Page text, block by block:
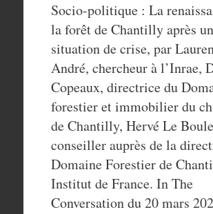
Socio-politique : La
la forêt de Chantilly après
situation de crise, par
André, chercheur à l’Inrae,
Copeaux, directrice du
forestier et immobilier du
de Chantilly, Hervé Le
conseiller auprès de la
Domaine Forestier de
Institut de France. In The
Conversation du 20 mars